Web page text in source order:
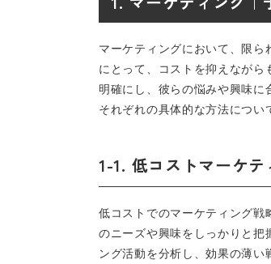
マーケティングにおいて、限
にとって、コストを抑えなが
明確にし、彼らの悩みや興味に
それぞれの具体的な方法につい
1-1. 低コストマーケ
低コストでのマーケティング戦
のニーズや興味をしっかりと把
ング活動を分析し、効果の薄